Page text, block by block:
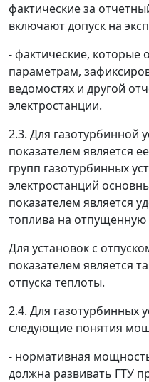
фактические за
включают допуск на
- фактические, которые
параметрам,
ведомостях и другой
электростанции.
2.3. Для газотурбинной
показателем является
групп газотурбинных
электростанций
показателем является
топлива на отпущенную
Для установок с
показателем является
отпуска теплоты.
2.4. Для газотурбинных
следующие понятия
- нормативная
должна развивать ГТУ